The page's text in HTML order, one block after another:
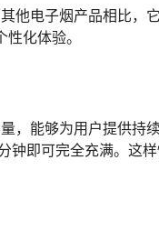
他电子烟产品相比，
化体验。
，能够为用户提供持
即可完全充满。这样